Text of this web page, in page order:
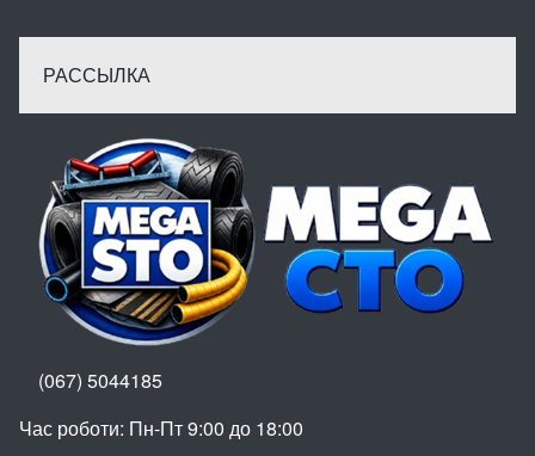
РАССЫЛКА
(067) 5044185
Час роботи: Пн-Пт 9:00 до 18:00